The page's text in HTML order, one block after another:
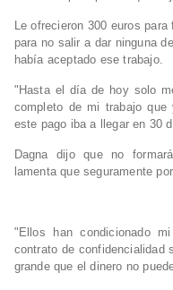
Le ofrecieron 300 euros
para no salir a dar ninguna
había aceptado ese trabajo.
"Hasta el día de hoy solo
completo de mi trabajo que
este pago iba a llegar en 30
Dagna dijo que no
lamenta que seguramente
"Ellos han condicionado
contrato de confidencialidad
grande que el dinero no